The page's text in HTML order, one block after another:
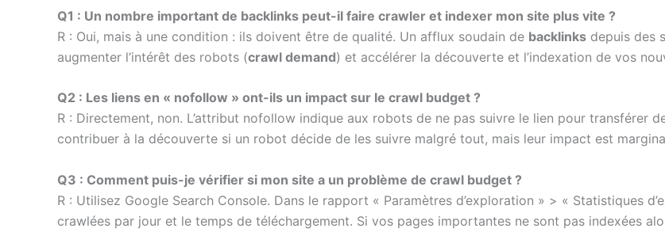
Q1 : Un nombre important de backlinks peut-il faire crawler et indexer mon site plus vite ?
R : Oui, mais à une condition : ils doivent être de qualité. Un afflux soudain de backlinks depuis des
augmenter l’intérêt des robots (crawl demand) et accélérer la découverte et l’indexation de vos
Q2 : Les liens en « nofollow » ont-ils un impact sur le crawl budget ?
R : Directement, non. L’attribut nofollow indique aux robots de ne pas suivre le lien pour transférer
contribuer à la découverte si un robot décide de les suivre malgré tout, mais leur impact est
Q3 : Comment puis-je vérifier si mon site a un problème de crawl budget ?
R : Utilisez Google Search Console. Dans le rapport « Paramètres d’exploration » > « Statistiques
crawlées par jour et le temps de téléchargement. Si vos pages importantes ne sont pas indexées